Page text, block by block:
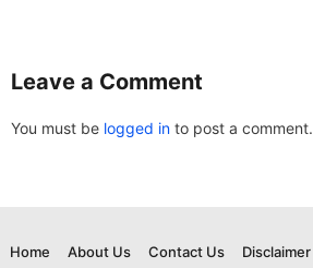
Leave a Comment
You must be logged in to post a comment.
Home About Us Contact Us Disclaimer